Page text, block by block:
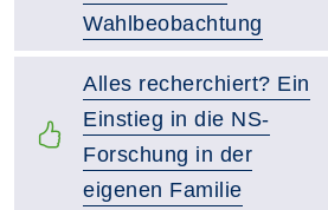
Wahlbeobachtung
Alles recherchiert? Ein
Einstieg in die NS-
Forschung in der
eigenen Familie